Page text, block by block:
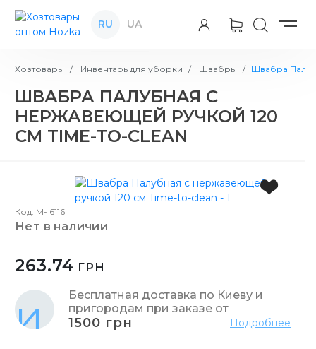
RU UA
Хозтовары Инвентарь для уборки Швабры Швабра
ШВАБРА ПАЛУБНАЯ С
НЕРЖАВЕЮЩЕЙ РУЧКОЙ 120
СМ TIME-TO-CLEAN
Код: М- 6116
нет в наличии
263.74 ГРН
Бесплатная доставка по Киеву и
пригородам при заказе от
1500 грн Подробнее